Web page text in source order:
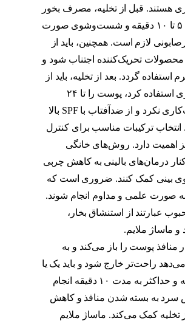
هستند. قبل از تخلیه، مصرف بخور
گرم به مدت ۵ تا ۱۰ دقیقه و شست‌وشوی صورت
لازم است. همچنین، باید از
و محصولات تحریک‌کننده اجتناب شود و
استفاده گردد. بعد از تخلیه، باید از
تونر ضدباکتری استفاده کرد، پوست را تا ۲۴
ساعت دست‌کاری نکرد و از ضدآفتاب با SPF بالا
انتخاب ترکیبات مناسب برای کنترل
اهمیت دارد. روش‌های خانگی
درمان‌های بالینی به کاهش چربی
بینی کمک کنند. ضروری است که
صورت علمی و مداوم انجام شوند.
عبارتند از استنشاق بخار،
ماساژ ملایم.
منافذ پوست را باز می‌کند و به
راحت‌تر خارج شود و باید یک یا
دو بار در هفته و حداکثر به مدت ۱۰ دقیقه انجام
سرد به بسته شدن منافذ و کاهش
تخلیه کمک می‌کند. ماساژ ملایم